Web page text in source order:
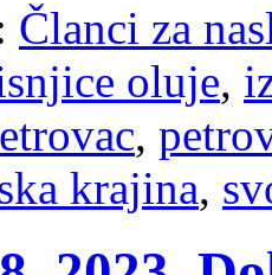
Članci za
oluje,
,
krajina,